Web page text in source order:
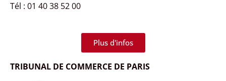
Tél : 01 40 38 52 00
Plus d'infos
TRIBUNAL DE COMMERCE DE PARIS